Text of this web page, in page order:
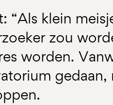
“Als klein
zou
worden.
gedaan,